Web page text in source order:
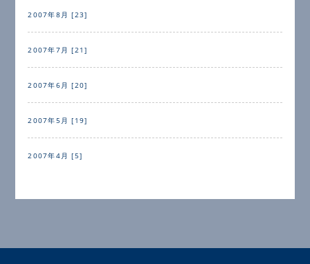
2007年8月 [23]
2007年7月 [21]
2007年6月 [20]
2007年5月 [19]
2007年4月 [5]